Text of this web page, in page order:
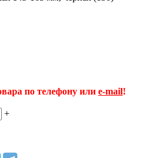
по телефону или e-mail!
+